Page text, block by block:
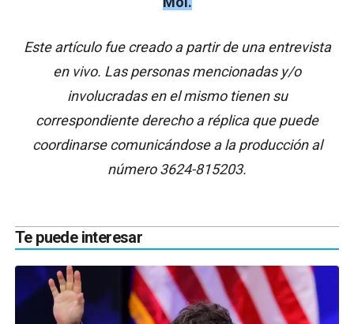
Este artículo fue creado a partir de una entrevista
en vivo. Las personas mencionadas y/o
involucradas en el mismo tienen su
correspondiente derecho a réplica que puede
coordinarse comunicándose a la producción al
número 3624-815203.
Te puede interesar